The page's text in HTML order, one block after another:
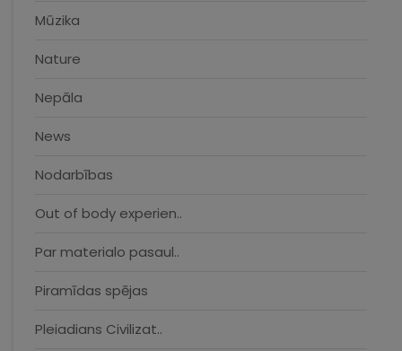
Mūzika
Nature
Nepāla
News
Nodarbības
Out of body experien..
Par materialo pasaul..
Piramīdas spējas
Pleiadians Civilizat..